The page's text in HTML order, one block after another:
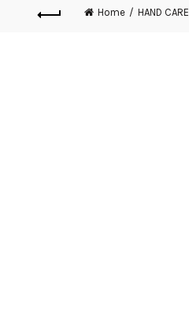
Home HAND CARE